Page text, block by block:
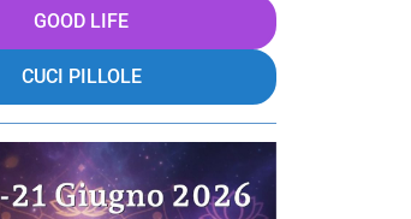
GOOD LIFE
CUCI PILLOLE